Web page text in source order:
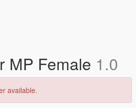
MP Female 1.0
available.